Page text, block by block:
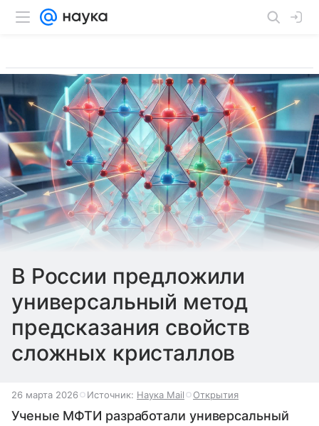
В России предложили
универсальный метод
предсказания свойств
сложных кристаллов
26 марта 2026 Источник: Наука Mail Открытия
Ученые МФТИ разработали универсальный